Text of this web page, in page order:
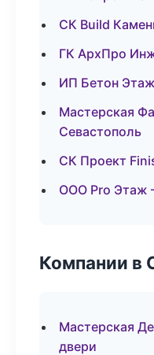
СК Build
ГК АрхПро
ИП Бетон
Мастерская
Севастополь
СК Проект
ООО Pro Этаж
Компании в
Мастерская
двери